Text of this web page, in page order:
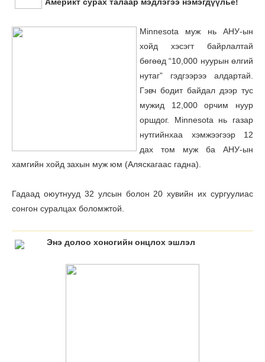
Minnesota муж нь АНУ-ын
хойд хэсэгт байрлалтай
бөгөөд “10,000 нуурын өлгий
нутаг” гэдгээрээ алдартай.
Гэвч бодит байдал дээр тус
мужид 12,000 орчим нуур
оршдог. Minnesota нь газар
нутгийнхаа хэмжээгээр 12
дах том муж ба АНУ-ын
хамгийн хойд захын муж юм (Аляскагаас гадна).
Гадаад оюутнууд 32 улсын болон 20 хувийн их сургуулиас
сонгон суралцах боломжтой.
Энэ долоо хоногийн онцлох эшлэл